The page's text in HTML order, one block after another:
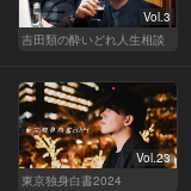
Vol.3
吉田類の酔いどれ人生相談
Vol.23
東京独身白書2024